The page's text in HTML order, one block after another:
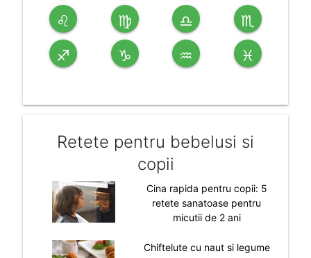
♌ ♍ ♎ ♏
♐ ♑ ♒ ♓
Retete pentru bebelusi si
copii
Cina rapida pentru copii: 5
retete sanatoase pentru
micutii de 2 ani
Chiftelute cu naut si legume